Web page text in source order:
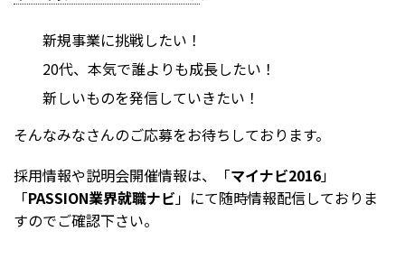
新規事業に挑戦したい！
20代、本気で誰よりも成長したい！
新しいものを発信していきたい！
そんなみなさんのご応募をお待ちしております。
採用情報や説明会開催情報は、「マイナビ2016」
「PASSION業界就職ナビ」にて随時情報配信しておりま
すのでご確認下さい。